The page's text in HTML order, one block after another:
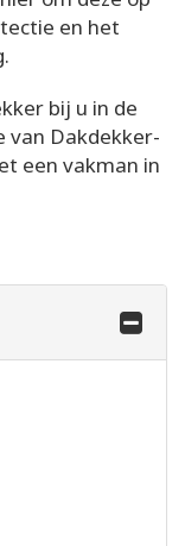
en het
bij u in de
van Dakdekker-
een vakman in